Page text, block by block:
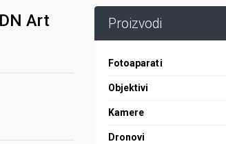
Art
Proizvodi
Fotoaparati
Objektivi
Kamere
Dronovi